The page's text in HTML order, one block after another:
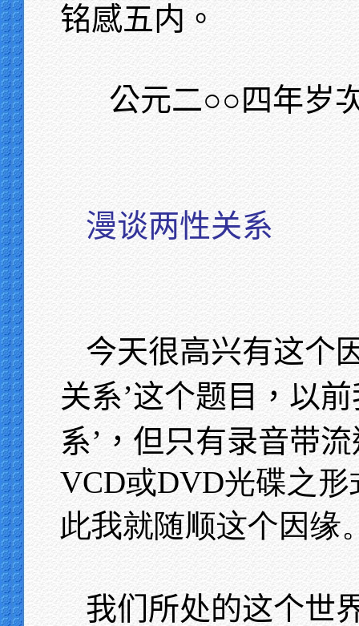
铭感五内。
公元二○○四年岁
漫谈两性关系
今天很高兴有这个
关系’这个题目，以
系’，但只有录音带
VCD或DVD光碟之
此我就随顺这个因缘
我们所处的这个世